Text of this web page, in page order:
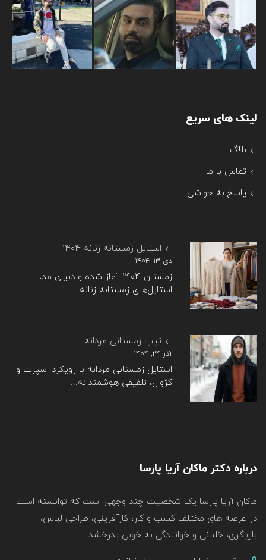
لینک های سریع
بلاگ
تماس با ما
پاسخ به حواشی
استایل زمستانه زنانه ۱۴۰۴
دی ۱۳, ۱۴۰۴
زمستان ۱۴۰۴ آغاز شده و دنیای مد،
استایل‌های زمستانه زنانه...
تیپ زمستانی مردانه
آذر ۲۴, ۱۴۰۴
استایل زمستانی مردانه با رویکرد اسپرت و
کژوال، تلفیقی هوشمندانه...
درباره دکتر ماکان آریا پارسا
ماکان آریا پارسا یک شخصیت چند وجهی است که توانسته است
در عرصه های مختلف کسب و کار، کارآفرینی، طراحی لباس،
بازیگری، خلبانی و خوانندگی به خوبی بدرخشد.